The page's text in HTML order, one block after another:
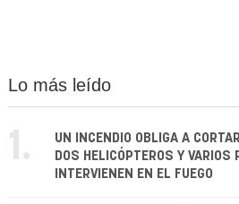
Lo más leído
1.
UN INCENDIO OBLIGA A
DOS HELICÓPTEROS Y VARIOS
INTERVIENEN EN EL FUEGO